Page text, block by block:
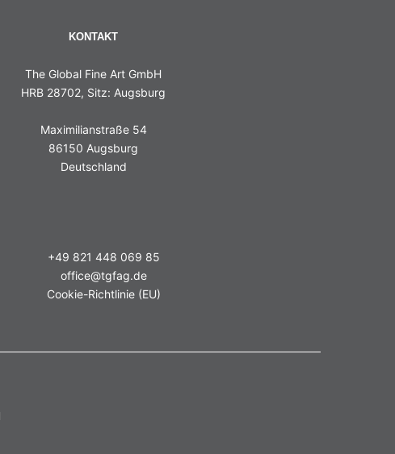
KONTAKT
The Global Fine Art GmbH
HRB 28702, Sitz: Augsburg
Maximilianstraße 54
86150 Augsburg
Deutschland
+49 821 448 069 85
office@tgfag.de
Cookie-Richtlinie (EU)